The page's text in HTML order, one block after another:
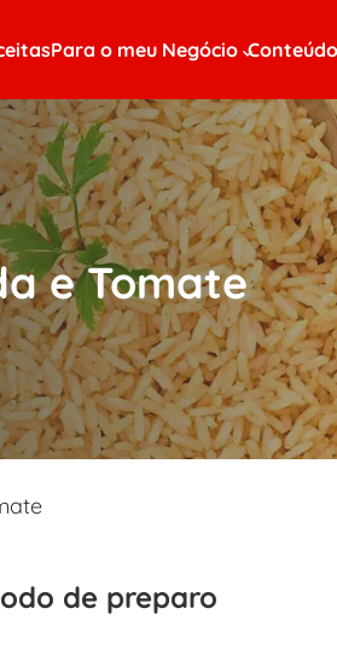
Para o meu Negócio
e Tomate
de preparo